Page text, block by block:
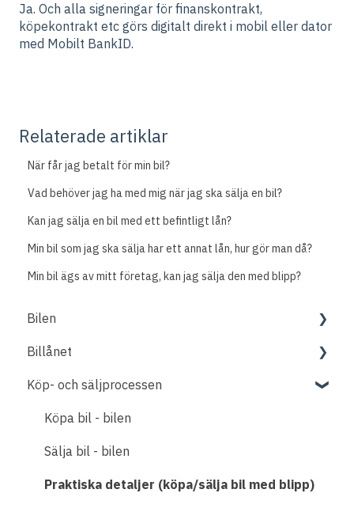
Ja. Och alla signeringar för finanskontrakt,
köpekontrakt etc görs digitalt direkt i mobil eller dator
med Mobilt BankID.
Relaterade artiklar
När får jag betalt för min bil?
Vad behöver jag ha med mig när jag ska sälja en bil?
Kan jag sälja en bil med ett befintligt lån?
Min bil som jag ska sälja har ett annat lån, hur gör man då?
Min bil ägs av mitt företag, kan jag sälja den med blipp?
Bilen
Fordon
Billånet
Om lånet
Betala lån
Låneansökan
Lånelöfte
Köp- och säljprocessen
Köpa bil - bilen
Sälja bil - bilen
Praktiska detaljer (köpa/sälja bil med blipp)